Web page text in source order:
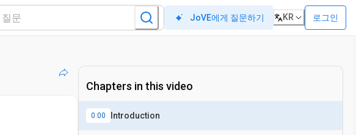
JoVE에게 질문하기 KR 로그인
Chapters in this video
0:00 Introduction